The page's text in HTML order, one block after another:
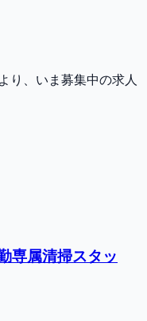
り、いま募集中の求人
専属清掃スタッ